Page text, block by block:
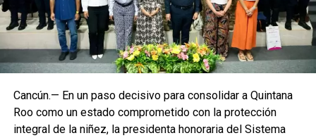
Cancún.— En un paso decisivo para consolidar a Quintana
Roo como un estado comprometido con la protección
integral de la niñez, la presidenta honoraria del Sistema